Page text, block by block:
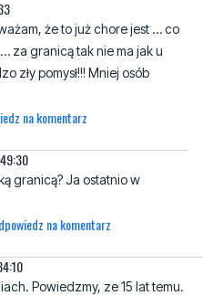
że to już chore jest … co
za granicą tak nie ma jak u
zły pomysł!!! Mniej osób
na komentarz
granicą? Ja ostatnio w
na komentarz
Powiedzmy, ze 15 lat temu.